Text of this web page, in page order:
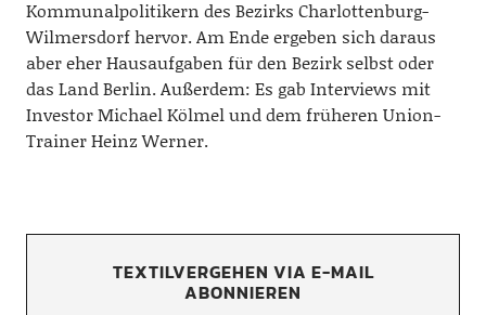
Kommunalpolitikern des Bezirks Charlottenburg-
Wilmersdorf hervor. Am Ende ergeben sich daraus
aber eher Hausaufgaben für den Bezirk selbst oder
das Land Berlin. Außerdem: Es gab Interviews mit
Investor Michael Kölmel und dem früheren Union-
Trainer Heinz Werner.
TEXTILVERGEHEN VIA E-MAIL
ABONNIEREN